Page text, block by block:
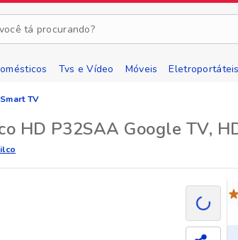
Tvs e Vídeo Móveis Eletroportáteis
Smart TV
HD P32SAA Google TV,